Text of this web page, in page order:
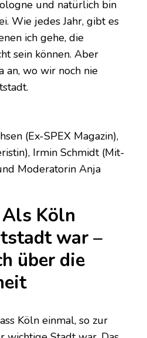
und natürlich bin
Wie jedes Jahr, gibt es
ich gehe, die
sein können. Aber
an, wo wir noch nie
(Ex-SPEX Magazin),
Irmin Schmidt (Mit-
Moderatorin Anja
Köln
war –
über die
Köln einmal, so zur